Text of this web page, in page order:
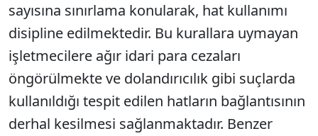
sayısına sınırlama konularak, hat kullanımı
disipline edilmektedir. Bu kurallara uymayan
işletmecilere ağır idari para cezaları
öngörülmekte ve dolandırıcılık gibi suçlarda
kullanıldığı tespit edilen hatların bağlantısının
derhal kesilmesi sağlanmaktadır. Benzer